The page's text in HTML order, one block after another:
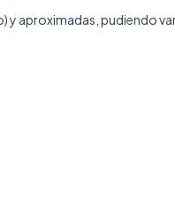
y aproximadas, pudiendo